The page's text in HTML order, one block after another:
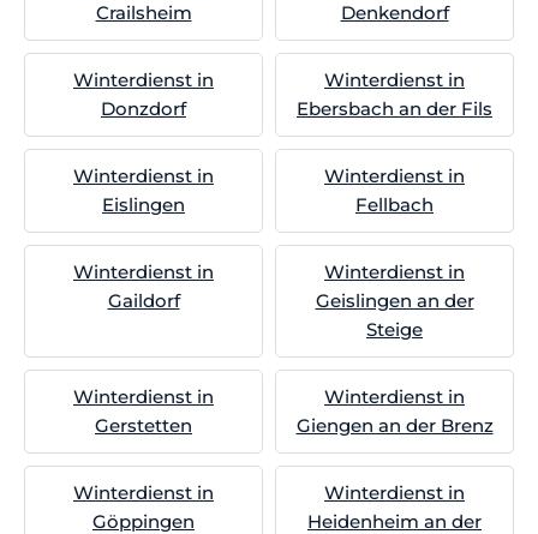
Crailsheim
Denkendorf
Winterdienst in
Donzdorf
Winterdienst in
Ebersbach an der Fils
Winterdienst in
Eislingen
Winterdienst in
Fellbach
Winterdienst in
Gaildorf
Winterdienst in
Geislingen an der
Steige
Winterdienst in
Gerstetten
Winterdienst in
Giengen an der Brenz
Winterdienst in
Göppingen
Winterdienst in
Heidenheim an der